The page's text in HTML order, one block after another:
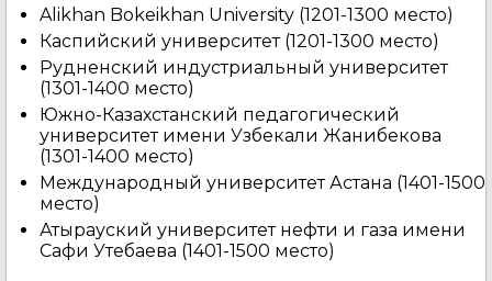
Alikhan Bokeikhan University (1201-1300 место)
Каспийский университет (1201-1300 место)
Рудненский индустриальный университет
(1301-1400 место)
Южно-Казахстанский педагогический
университет имени Узбекали Жанибекова
(1301-1400 место)
Международный университет Астана (1401-1500
место)
Атырауский университет нефти и газа имени
Сафи Утебаева (1401-1500 место)